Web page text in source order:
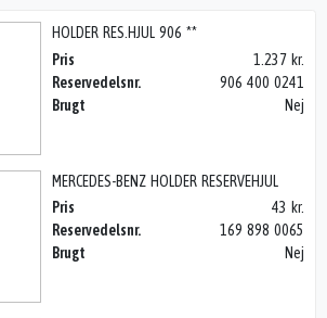
HOLDER RES.HJUL 906 **
Pris
1.237 kr.
Reservedelsnr.
906 400 0241
Brugt
Nej
MERCEDES-BENZ HOLDER RESERVEHJUL
Pris
43 kr.
Reservedelsnr.
169 898 0065
Brugt
Nej